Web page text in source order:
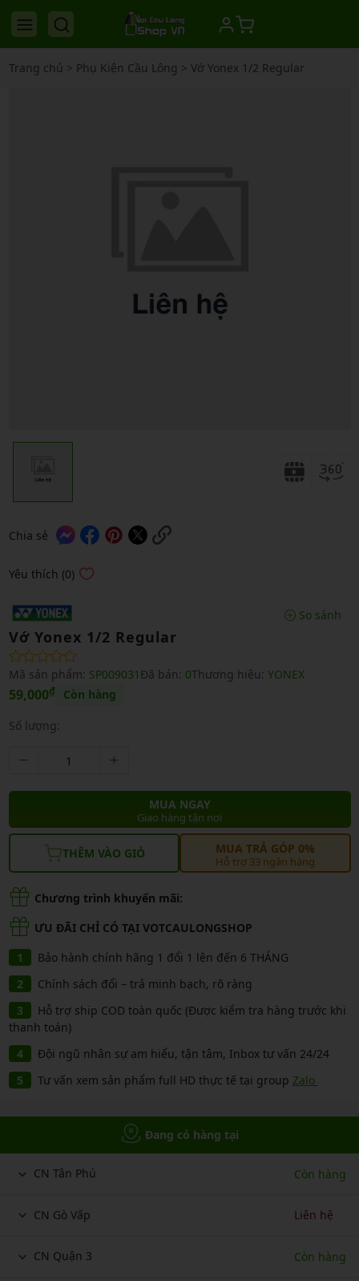
Trang chủ > Phụ Kiện Cầu Lông > Vớ Yonex 1/2 Regular
Chia sẻ
Yêu thích (0)
So sánh
Vớ Yonex 1/2 Regular
Mã sản phẩm: SP009031 Đã bán: 0Thương hiệu: YONEX
59,000₫ Còn hàng
Số lượng:
MUA NGAY
Giao hàng tận nơi
THÊM VÀO GIỎ MUA TRẢ GÓP 0%
Hỗ trợ 33 ngân hàng
Chương trình khuyến mãi:
ƯU ĐÃI CHỈ CÓ TẠI VOTCAULONGSHOP
Bảo hành chính hãng 1 đổi 1 lên đến 6 THÁNG
Chính sách đổi – trả minh bạch, rõ ràng
Hỗ trợ ship COD toàn quốc (Được kiểm tra hàng trước khi
thanh toán)
Đội ngũ nhân sự am hiểu, tận tâm, Inbox tư vấn 24/24
Tư vấn xem sản phẩm full HD thực tế tại group Zalo
Đang có hàng tại
CN Tân Phú Còn hàng
CN Gò Vấp Liên hệ
CN Quận 3 Còn hàng